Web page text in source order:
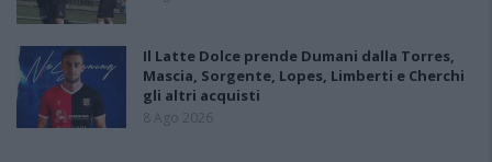
Il Latte Dolce prende Dumani dalla Torres,
Mascia, Sorgente, Lopes, Limberti e Cherchi
gli altri acquisti
8 Ago 2026